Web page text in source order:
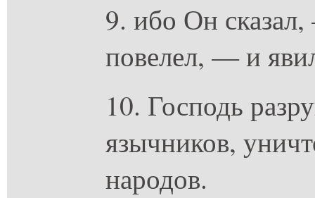
9. ибо Он
повелел, — и
10. Господь
язычников,
народов.